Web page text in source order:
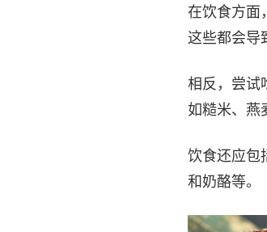
在饮食方面
这些都会导
相反，尝试
如糙米、燕
饮食还应包
和奶酪等。